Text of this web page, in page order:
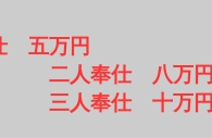
五万円
万円
万円